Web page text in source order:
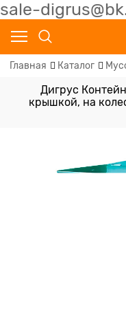
sale-
Главная Каталог
Дигрус
крышкой, на